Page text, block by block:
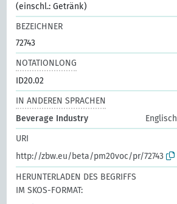
(einschl.: Getränk)
BEZEICHNER
72743
NOTATIONLONG
ID20.02
IN ANDEREN SPRACHEN
Beverage Industry
Englisch
URI
http://zbw.eu/beta/pm20voc/pr/72743
HERUNTERLADEN DES BEGRIFFS
IM SKOS-FORMAT: